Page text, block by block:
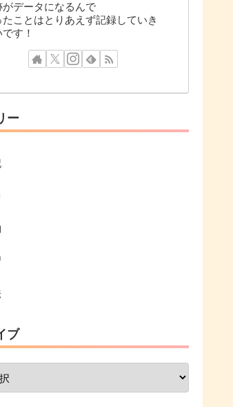
がデータになるんで
たことはとりあえず記録していき
す！
ー
ブ